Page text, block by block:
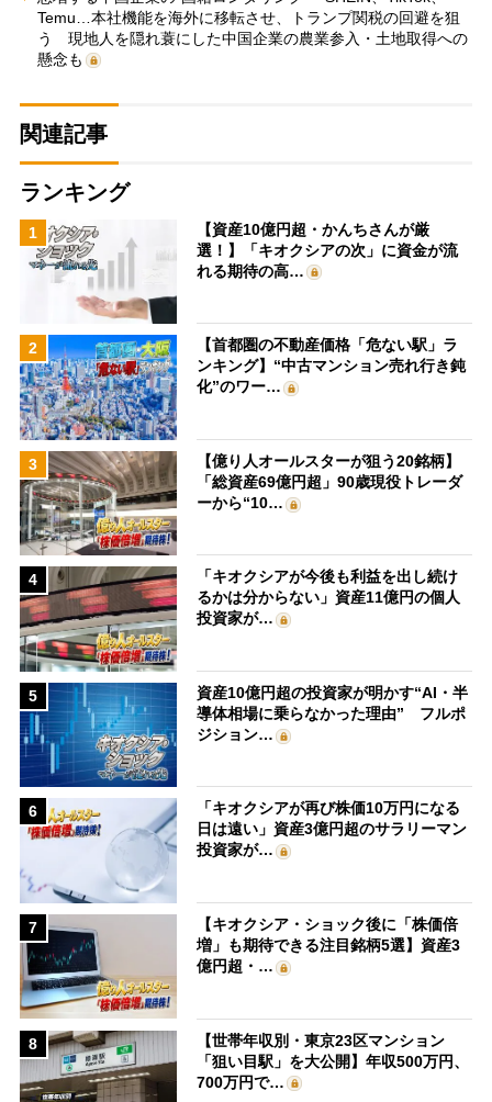
Temu…本社機能を海外に移転させ、トランプ関税の回避を狙
う 現地人を隠れ蓑にした中国企業の農業参入・土地取得への
懸念も
関連記事
ランキング
1
【資産10億円超・かんちさんが厳
選！】「キオクシアの次」に資金が流
れる期待の高…
2
【首都圏の不動産価格「危ない駅」ラ
ンキング】“中古マンション売れ行き鈍
化”のワー…
3
【億り人オールスターが狙う20銘柄】
「総資産69億円超」90歳現役トレーダ
ーから“10…
4
「キオクシアが今後も利益を出し続け
るかは分からない」資産11億円の個人
投資家が…
5
資産10億円超の投資家が明かす“AI・半
導体相場に乗らなかった理由” フルポ
ジション…
6
「キオクシアが再び株価10万円になる
日は遠い」資産3億円超のサラリーマン
投資家が…
7
【キオクシア・ショック後に「株価倍
増」も期待できる注目銘柄5選】資産3
億円超・…
8
【世帯年収別・東京23区マンション
「狙い目駅」を大公開】年収500万円、
700万円で…